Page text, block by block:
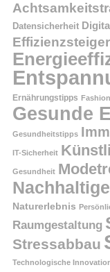
Datensicherheit
Ernährungstipps
Gesunde
Gesundheitstipps
IT-Sicherheit
Gesundheit
Naturerlebnis
Raumgestaltung
Stressabbau
Technologische